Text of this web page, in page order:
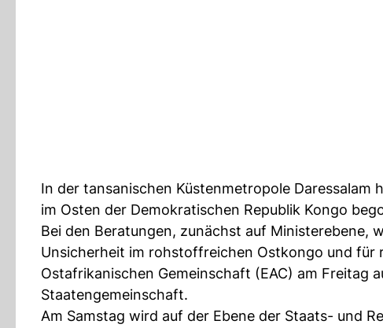
In der tansanischen Küstenmetropole
im Osten der Demokratischen Republik Kongo
Bei den Beratungen, zunächst auf Ministerebene,
Unsicherheit im rohstoffreichen Ostkongo und für
Ostafrikanischen Gemeinschaft (EAC) am Freitag
Staatengemeinschaft.
Am Samstag wird auf der Ebene der Staats- und